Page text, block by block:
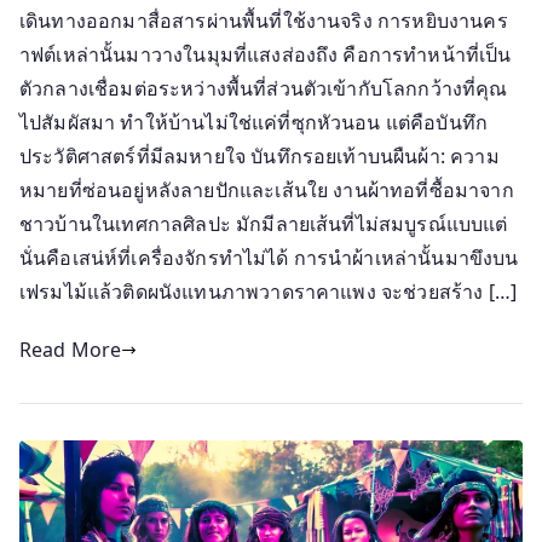
เดินทางออกมาสื่อสารผ่านพื้นที่ใช้งานจริง การหยิบงานคร
าฟต์เหล่านั้นมาวางในมุมที่แสงส่องถึง คือการทำหน้าที่เป็น
ตัวกลางเชื่อมต่อระหว่างพื้นที่ส่วนตัวเข้ากับโลกกว้างที่คุณ
ไปสัมผัสมา ทำให้บ้านไม่ใช่แค่ที่ซุกหัวนอน แต่คือบันทึก
ประวัติศาสตร์ที่มีลมหายใจ บันทึกรอยเท้าบนผืนผ้า: ความ
หมายที่ซ่อนอยู่หลังลายปักและเส้นใย งานผ้าทอที่ซื้อมาจาก
ชาวบ้านในเทศกาลศิลปะ มักมีลายเส้นที่ไม่สมบูรณ์แบบแต่
นั่นคือเสน่ห์ที่เครื่องจักรทำไม่ได้ การนำผ้าเหล่านั้นมาขึงบน
เฟรมไม้แล้วติดผนังแทนภาพวาดราคาแพง จะช่วยสร้าง […]
Read More